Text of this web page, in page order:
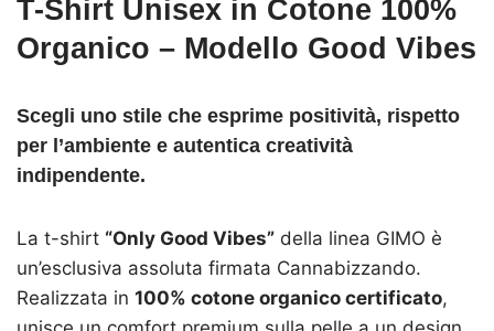
T-Shirt Unisex in Cotone 100%
Organico – Modello Good Vibes
Scegli uno stile che esprime positività, rispetto
per l’ambiente e autentica creatività
indipendente.
La t-shirt “Only Good Vibes” della linea GIMO è
un’esclusiva assoluta firmata Cannabizzando.
Realizzata in 100% cotone organico certificato,